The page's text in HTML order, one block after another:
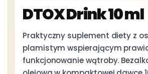
DTOX Drink 10 ml
Praktyczny suplement diety z
plamistym wspierającym
funkcjonowanie wątroby.